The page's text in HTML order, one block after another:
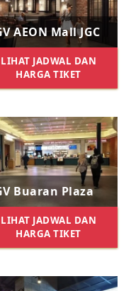
AEON Mall JGC
LIHAT JADWAL DAN
HARGA TIKET
Buaran Plaza
LIHAT JADWAL DAN
HARGA TIKET